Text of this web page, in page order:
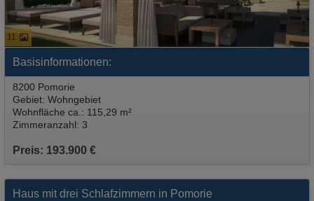
11
Basisinformationen:
8200 Pomorie
Gebiet: Wohngebiet
Preis: 193.900 €
Wohnfläche ca.: 115,29 m²
Zimmeranzahl: 3
Haus mit drei Schlafzimmern in Pomorie